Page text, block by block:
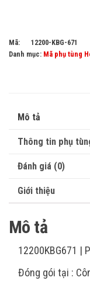
Mã:
12200-KBG-671
Danh mục: Mã phụ tùng
Mô tả
Thông tin phụ
Đánh giá (0)
Giới thiệu
Mô tả
12200KBG671 |
Đóng gói tại :